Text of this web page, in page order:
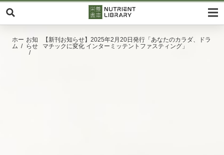
ホー
ム
お知
らせ
【新刊お知らせ】2025年2月20日発行「あなたのカラダ、ドラ
マチックに変化 インターミッテントファスティング」